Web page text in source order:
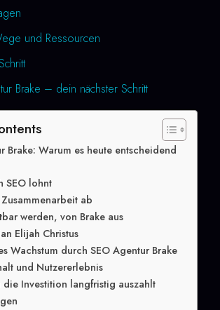
und Ressourcen
Brake – dein nächster Schritt
Brake: Warum es heute entscheidend
SEO lohnt
ab
werden, von Brake aus
Elijah Christus
Wachstum durch SEO Agentur Brake
und Nutzererlebnis
die Investition langfristig auszahlt